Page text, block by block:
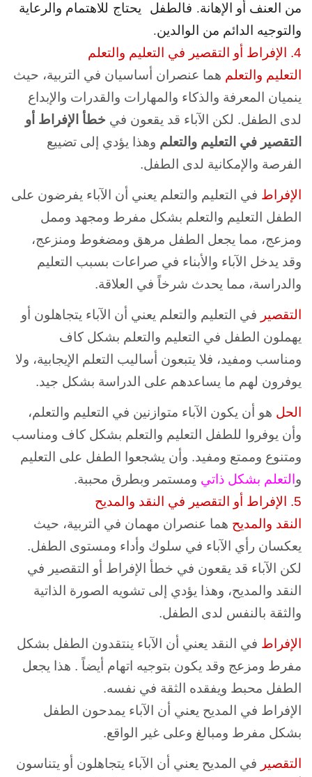
من العنف أو الإهانة. فالطفل يحتاج للاهتمام والرعاية
والتوجيه الدائم من الوالدين.
4. الإفراط أو التقصير في التعليم والتعلم
التعليم والتعلم هما عنصران أساسيان في التربية، حيث
ينميان المعرفة والذكاء والمهارات والقدرات والإبداع
لدى الطفل. لكن الآباء قد يقعون في خطأ الإفراط أو
التقصير في التعليم والتعلم وهذا يؤدي إلى تضييع
الفرصة والإمكانية لدى الطفل.
الإفراط في التعليم والتعلم يعني أن الآباء يفرضون على
الطفل التعليم والتعلم بشكل مفرط ومجهد وممل
ومزعج، مما يجعل الطفل مرهق ومضغوط ومنزعج،
وقد يدخل الآباء والأبناء في صراعات بسبب التعليم
والدراسة، مما يحدث شرخاً في العلاقة.
التقصير في التعليم والتعلم يعني أن الآباء يتجاهلون أو
يهملون الطفل في التعليم والتعلم بشكل كاف
ومناسب ومفيد، فلا يتبعون أساليب التعلم الإيجابية، ولا
يوفرون لهم ما يساعدهم على الدراسة بشكل جيد.
الحل هو أن يكون الآباء متوازنين في التعليم والتعلم،
وأن يوفروا للطفل التعليم والتعلم بشكل كاف ومناسب
ومتنوع وممتع ومفيد. وأن يشجعوا الطفل على التعليم
و التعلم بشكل ذاتي ومستمر وبطرق محببة.
5. الإفراط أو التقصير في النقد والمديح
النقد والمديح هما عنصران مهمان في التربية، حيث
يعكسان رأي الآباء في سلوك وأداء ومستوى الطفل.
لكن الآباء قد يقعون في خطأ الإفراط أو التقصير في
النقد والمديح، وهذا يؤدي إلى تشويه الصورة الذاتية
والثقة بالنفس لدى الطفل.
الإفراط في النقد يعني أن الآباء ينتقدون الطفل بشكل
مفرط ومزعج وقد يكون بتوجيه اتهام أيضاً . هذا يجعل
الطفل محبط ويفقده الثقة في نفسه.
الإفراط في المديح يعني أن الآباء يمدحون الطفل
بشكل مفرط ومبالغ وعلى غير الواقع.
التقصير في المديح يعني أن الآباء يتجاهلون أو يتناسون